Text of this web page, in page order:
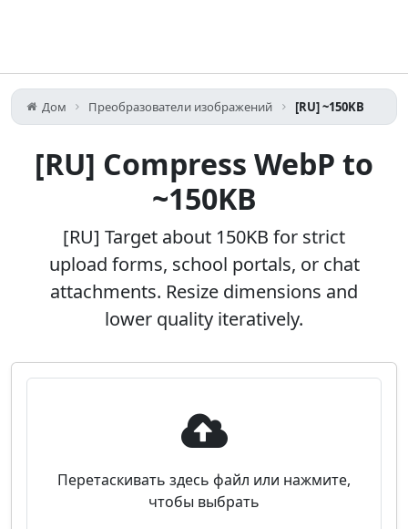
Дом Преобразователи изображений [RU] ~150KB
[RU] Compress WebP to
~150KB
[RU] Target about 150KB for strict
upload forms, school portals, or chat
attachments. Resize dimensions and
lower quality iteratively.
Перетаскивать здесь файл или нажмите,
чтобы выбрать